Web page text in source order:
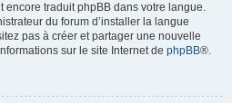
encore traduit phpBB dans votre langue.
du forum d’installer la langue
pas à créer et partager une nouvelle
sur le site Internet de phpBB®.